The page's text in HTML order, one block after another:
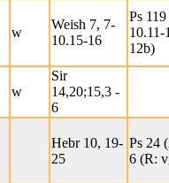
w
Weish 7, 7-
10.15-16
Ps
10.11-
12b)
w
Sir
14,20;15,3 -
6
Hebr 10, 19-
25
Ps 24
6 (R: